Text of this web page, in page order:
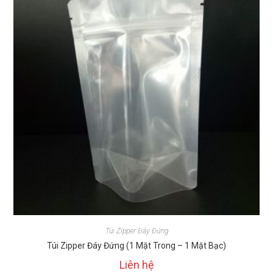
Túi Zipper Đáy Đứng
Túi Zipper Đáy Đứng (1 Mặt Trong – 1 Mặt Bạc)
Liên hệ